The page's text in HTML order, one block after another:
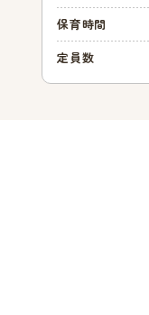
保育時間
定員数